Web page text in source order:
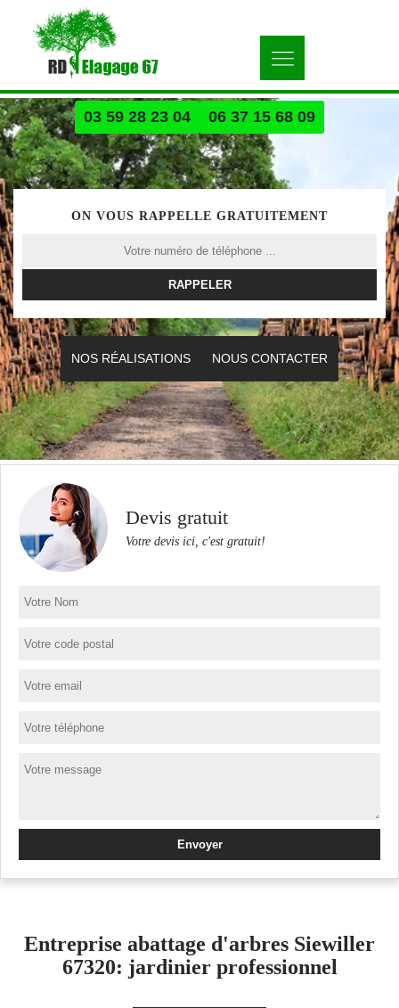
03 59 28 23 04 06 37 15 68 09
ON VOUS RAPPELLE GRATUITEMENT
NOS RÉALISATIONS NOUS CONTACTER
Devis gratuit
Votre devis ici, c'est gratuit!
Entreprise abattage d'arbres Siewiller
67320: jardinier professionnel